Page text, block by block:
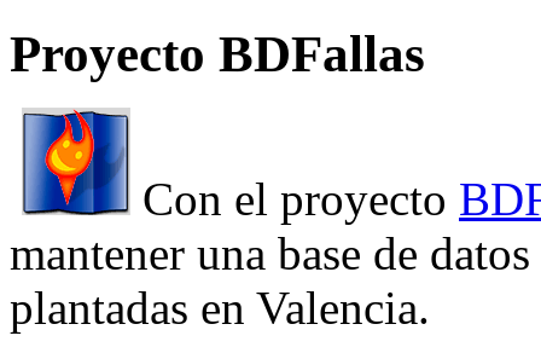
Proyecto BDFallas
Con el proyecto
mantener una base de
plantadas en Valencia.